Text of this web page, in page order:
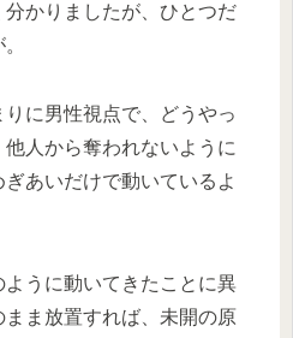
かりましたが、ひとつだ
に男性視点で、どうやっ
人から奪われないように
あいだけで動いているよ
うに動いてきたことに異
ま放置すれば、未開の原